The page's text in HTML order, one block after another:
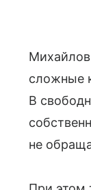
сложные
В
не